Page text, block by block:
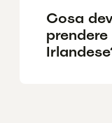
Cosa